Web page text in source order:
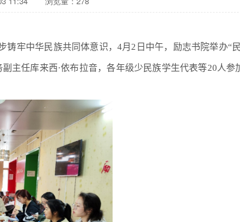
铸牢中华民族共同体意识，4月2日中午，励志书院举办“
主任库来西·依布拉音，各年级少民族学生代表等20人参